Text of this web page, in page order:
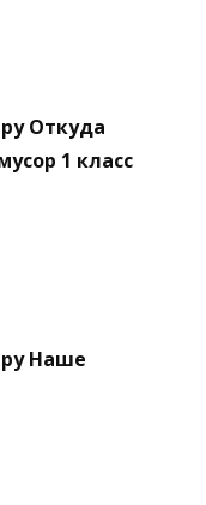
Откуда
1 класс
Наше